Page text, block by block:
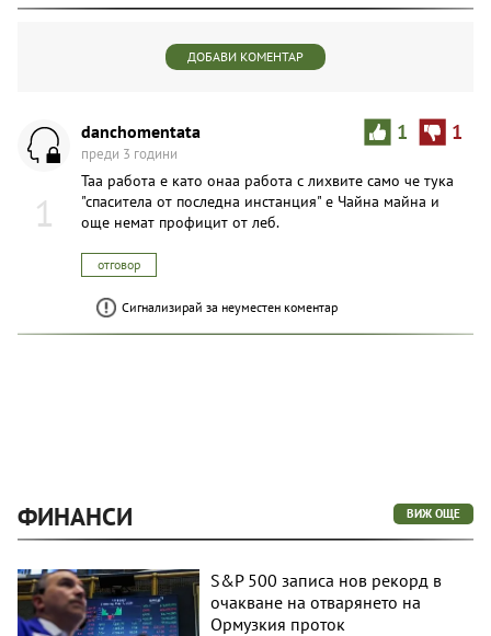
ДОБАВИ КОМЕНТАР
1
1 1
danchomentata
преди 3 години
Таа работа е като онаа работа с лихвите само че тука
"спаситела от последна инстанция" е Чайна майна и
още немат профицит от леб.
отговор
Сигнализирай за неуместен коментар
ФИНАНСИ ВИЖ ОЩЕ
S&P 500 записа нов рекорд в
очакване на отварянето на
Ормузкия проток